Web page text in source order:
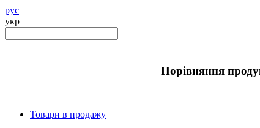
рус
укр
Товари в продажу
Порівняння